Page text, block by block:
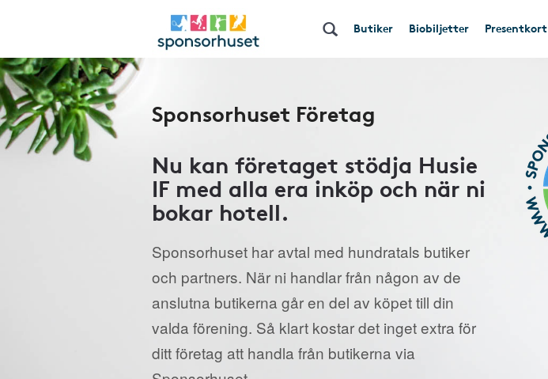
Butiker Biobiljetter Presentkort
Sponsorhuset Företag
Nu kan företaget stödja Husie
IF med alla era inköp och när ni
bokar hotell.
Sponsorhuset har avtal med hundratals butiker
och partners. När ni handlar från någon av de
anslutna butikerna går en del av köpet till din
valda förening. Så klart kostar det inget extra för
ditt företag att handla från butikerna via